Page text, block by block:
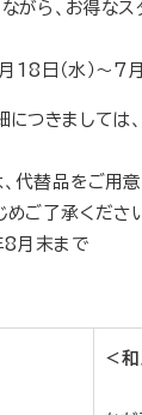
がら、お得なス
日（水）～7月
つきましては
代替品をご用
ご了承ください
月末まで
＜